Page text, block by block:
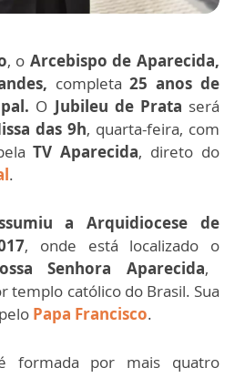
, o Arcebispo de Aparecida,
completa 25 anos de
O Jubileu de Prata será
das 9h, quarta-feira, com
TV Aparecida, direto do
.
a Arquidiocese de
, onde está localizado o
Senhora Aparecida,
templo católico do Brasil. Sua
Papa Francisco.
formada por mais quatro